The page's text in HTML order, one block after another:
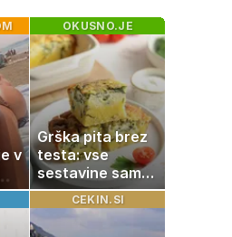
v
OKUSNO.JE
Grška pita brez
testa: vse
sestavine samo
zmešate in
pečica opravi
ostalo
CEKIN.SI